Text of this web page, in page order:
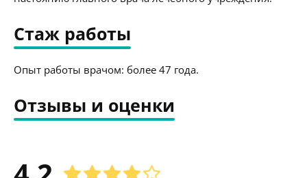
Стаж работы
Опыт работы врачом: более 47 года.
Отзывы и оценки